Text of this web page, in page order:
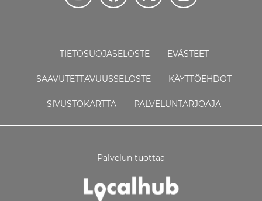
TIETOSUOJASELOSTE EVÄSTEET
SAAVUTETTAVUUSSELOSTE KÄYTTÖEHDOT
SIVUSTOKARTTA PALVELUNTARJOAJA
Palvelun tuottaa